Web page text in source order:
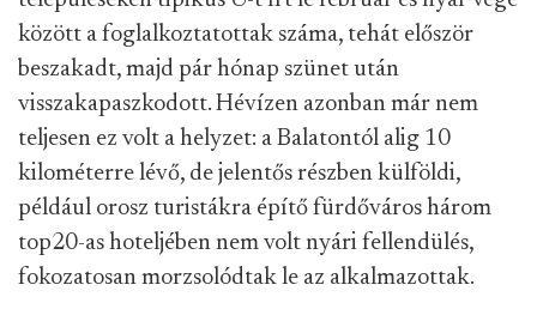
között a foglalkoztatottak száma, tehát először
beszakadt, majd pár hónap szünet után
visszakapaszkodott. Hévízen azonban már nem
teljesen ez volt a helyzet: a Balatontól alig 10
kilométerre lévő, de jelentős részben külföldi,
például orosz turistákra építő fürdőváros három
top20-as hoteljében nem volt nyári fellendülés,
fokozatosan morzsolódtak le az alkalmazottak.